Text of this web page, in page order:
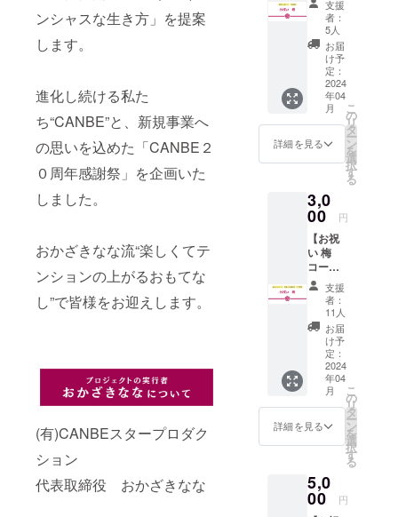
ンシャスな生き方」を提案
します。
進化し続ける私た
ち“CANBE”と、新規事業へ
の思いを込めた「CANBE２
０周年感謝祭」を企画いた
しました。
おかざきなな流“楽しくてテ
ンションの上がるおもてな
し”で皆様をお迎えします。
(有)CANBEスタープロダク
ション
代表取締役 おかざきなな
送はさ
れませ
ん。※提
供方
法：
メール
にURL
を記載
しま
す。 ★
一口
¥1,000
もOK！
支援
は自由
に上乗
せでき
ます！
イベン
トへの
参加が
できな
いけど...
応援し
たい！
フェム
ケアに
興味が
ある！
たい！
そんな
あなた
支援
者：
5人
お届
け予
定：
2024
年04
月
詳細を見る
こ
の
リ
タ
ー
ン
を
選
択
す
る
3,0
00 円
【お祝
い 梅
コー
ス】※郵
送はさ
れませ
ん。※提
供方
法：
メール
にURL
を記載
しま
す。 イ
ベント
への参
きない
けど...
応援し
支援
者：
11人
お届
け予
定：
2024
年04
月
詳細を見る
こ
の
リ
タ
ー
ン
を
選
択
す
る
5,0
00 円